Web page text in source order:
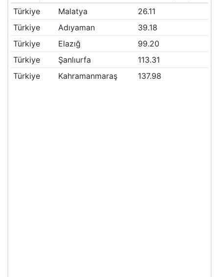
Türkiye
Malatya
26.11
Türkiye
Adıyaman
39.18
Türkiye
Elazığ
99.20
Türkiye
Şanlıurfa
113.31
Türkiye
Kahramanmaraş 137.98